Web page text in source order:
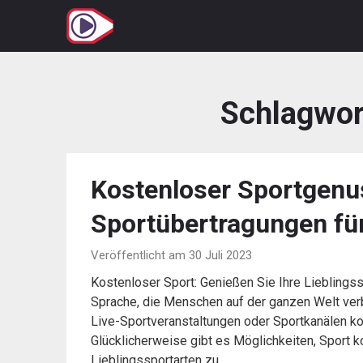
springen
Kostenloser
Sportübertragungen
Veröffentlicht am 30 Juli 2023
Kostenloser Sport: Genießen Sie Ihre
Sprache, die Menschen auf der ganzen Welt
Live-Sportveranstaltungen oder Sportkanälen
Glücklicherweise gibt es Möglichkeiten, Sport